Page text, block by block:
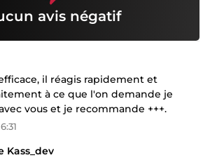
avis négatif
il réagis rapidement et
à ce que l'on demande je
vous et je recommande +++.
Kass_dev